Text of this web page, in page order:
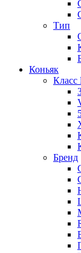
Тип
Коньяк
Класс
Бренд